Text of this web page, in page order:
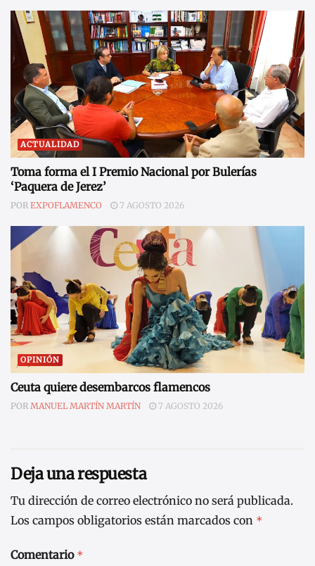
ACTUALIDAD
Toma forma el I Premio Nacional por Bulerías
‘Paquera de Jerez’
POR EXPOFLAMENCO 7 AGOSTO 2026
OPINIÓN
Ceuta quiere desembarcos flamencos
POR MANUEL MARTÍN MARTÍN 7 AGOSTO 2026
Deja una respuesta
Tu dirección de correo electrónico no será publicada.
Los campos obligatorios están marcados con *
Comentario *